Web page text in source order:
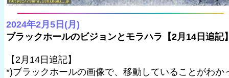
2024年2月5日(月)
ブラックホールのビジョンとモラハラ【2月14日追記
【2月14日追記】
*)ブラックホールの画像で、移動していることがわか